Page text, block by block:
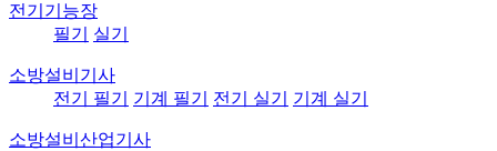
전기기능장
필기
실기
소방설비기사
전기 필기
기계 필기 전기 실기 기계 실기
소방설비산업기사